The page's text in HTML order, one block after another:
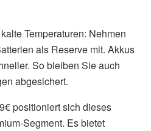
Temperaturen: Nehmen
als Reserve mit. Akkus
So bleiben Sie auch
abgesichert.
positioniert sich dieses
Segment. Es bietet